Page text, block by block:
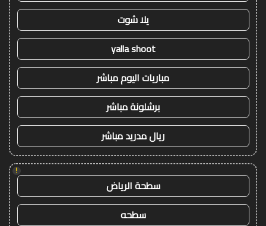
يلا شوت
yalla shoot
مباريات اليوم مباشر
برشلونة مباشر
ريال مدريد مباشر
!
سطحة الرياض
سطحه